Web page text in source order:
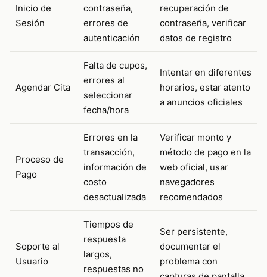
Inicio de
Sesión
contraseña,
errores de
autenticación
recuperación de
contraseña, verificar
datos de registro
Agendar Cita
Falta de cupos,
errores al
seleccionar
fecha/hora
Intentar en diferentes
horarios, estar atento
a anuncios oficiales
Proceso de
Pago
Errores en la
transacción,
información de
costo
desactualizada
Verificar monto y
método de pago en la
web oficial, usar
navegadores
recomendados
Soporte al
Usuario
Tiempos de
respuesta
largos,
respuestas no
Ser persistente,
documentar el
problema con